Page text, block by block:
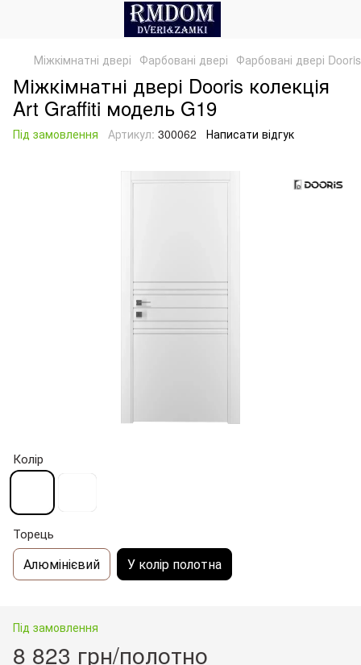
Міжкімнатні двері Фарбовані двері Фарбовані двері Dooris
Міжкімнатні двері Dooris колекція
Art Graffiti модель G19
Під замовлення Артикул: 300062 Написати відгук
Колір
Торець
Алюмінієвий У колір полотна
Під замовлення
8 823 грн/полотно